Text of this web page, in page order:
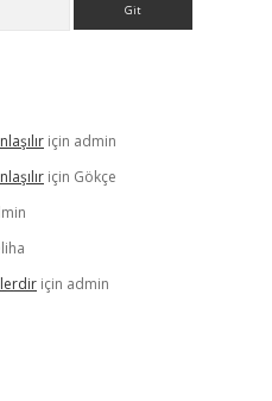
için admin
için Gökçe
için admin